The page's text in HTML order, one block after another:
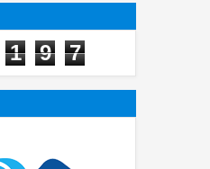
1 9 7